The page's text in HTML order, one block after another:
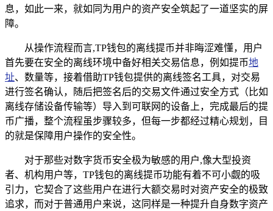
息，如此一来，就如同为用户的资产安全筑起了一道坚实的屏
障。
从操作流程而言,TP钱包的离线提币并非晦涩难懂，用户
首先要在安全的离线环境中备好相关交易信息，例如提币地
址、数量等，接着借助TP钱包提供的离线签名工具，对交易
进行签名确认，随后把签名后的交易文件通过安全方式（比如
离线存储设备传输等）导入到可联网的设备上，完成最后的提
币广播，整个流程虽步骤较多，但每一步都经过精心规划，目
的就是保障用户操作的安全性。
对于那些对数字货币安全极为敏感的用户,像大型投资
者、机构用户等，TP钱包的离线提币功能有着不可小觑的吸
引力，它契合了这些用户在进行大额交易时对资产安全的极致
追求，而对于普通用户来说，这同样是一种提升自身数字资产